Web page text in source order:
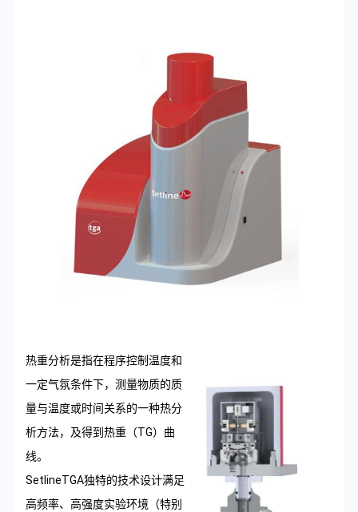
热重分析是指在程序控制温度和
一定气氛条件下，测量物质的质
量与温度或时间关系的一种热分
析方法，及得到热重（TG）曲
线。
SetlineTGA独特的技术设计满足
高频率、高强度实验环境（特别